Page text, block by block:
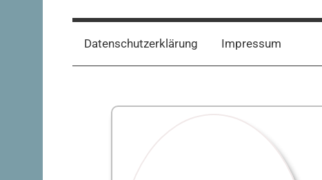
Datenschutzerklärung Impressum